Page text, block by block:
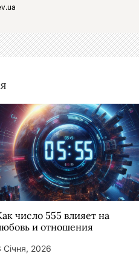
число 555 влияет на
и отношения
Січня, 2026